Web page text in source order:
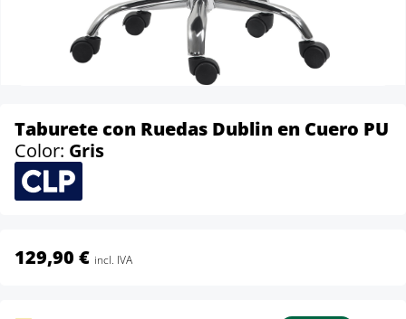
Taburete con Ruedas Dublin en Cuero PU
Color: Gris
129,90 € incl. IVA